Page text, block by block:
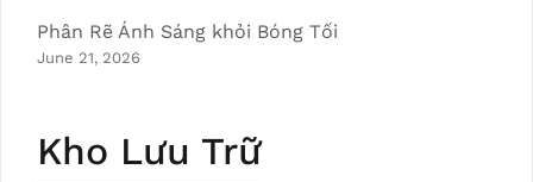
Phân Rẽ Ánh Sáng khỏi Bóng Tối
June 21, 2026
Kho Lưu Trữ